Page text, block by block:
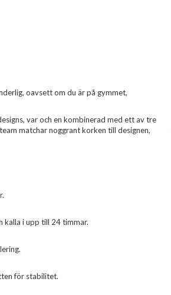
oavsett om du är på gymmet,
var och en kombinerad med ett av tre
matchar noggrant korken till designen,
kalla i upp till 24 timmar.
för stabilitet.